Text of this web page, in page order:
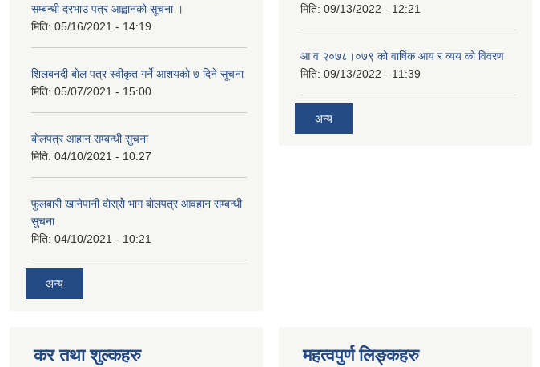
सम्बन्धी दरभाउ पत्र आह्वानकाे सूचना ।
मिति: 05/16/2021 - 14:19
शिलबनदी बाेल पत्र स्वीकृत गर्ने आशयकाे ७ दिने सूचना
मिति: 05/07/2021 - 15:00
बाेलपत्र आहान सम्बन्धी सुचना
मिति: 04/10/2021 - 10:27
फुलबारी खानेपानी दाेस्राेे भाग बाेलपत्र आवहान सम्बन्धी
सुचना
मिति: 04/10/2021 - 10:21
अन्य
मिति: 09/13/2022 - 12:21
आ‍ व २०७८।०७९ को वार्षिक आय र व्यय को विवरण
मिति: 09/13/2022 - 11:39
अन्य
कर तथा शुल्कहरु महत्वपुर्ण लिङ्कहरु